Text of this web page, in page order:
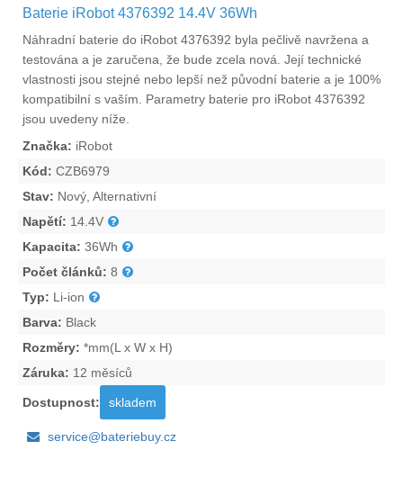
Baterie iRobot 4376392 14.4V 36Wh
Náhradní baterie do iRobot 4376392 byla pečlivě navržena a
testována a je zaručena, že bude zcela nová. Její technické
vlastnosti jsou stejné nebo lepší než původní baterie a je 100%
kompatibilní s vaším. Parametry baterie pro iRobot 4376392
jsou uvedeny níže.
Značka: iRobot
Kód: CZB6979
Stav: Nový, Alternativní
Napětí: 14.4V
Kapacita: 36Wh
Počet článků: 8
Typ: Li-ion
Barva: Black
Rozměry: *mm(L x W x H)
Záruka: 12 měsíců
Dostupnost: skladem
service@bateriebuy.cz